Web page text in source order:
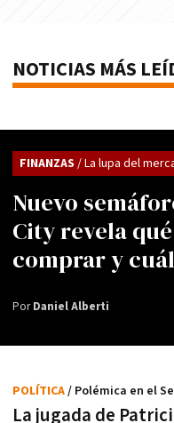
NOTICIAS MÁS
Nuevo
City revela
comprar y
FINANZAS / La lupa del
PorDaniel Alberti
La jugada de
POLÍTICA/ Polémica en el